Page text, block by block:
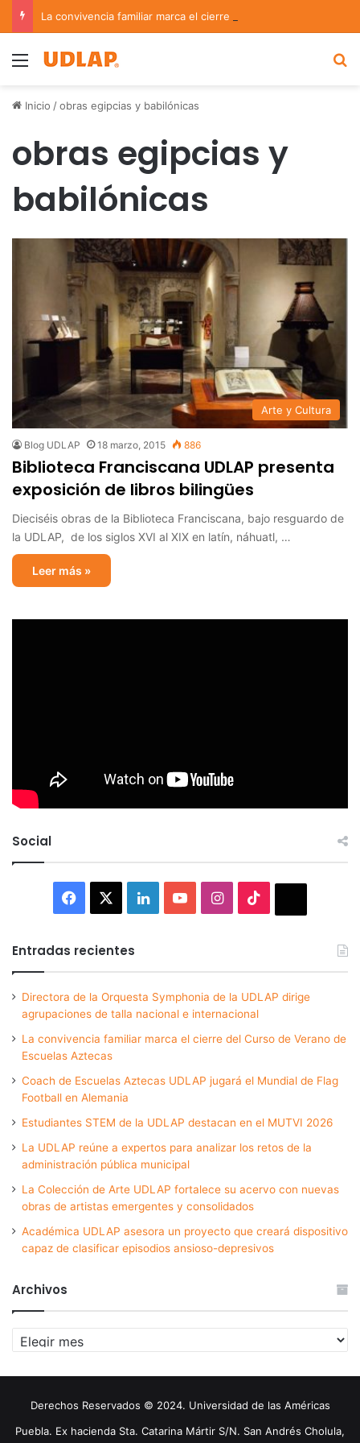
Menu
Inicio /obras egipcias y babilónicas
obras egipcias y
babilónicas
Arte y Cultura
Blog UDLAP 18 marzo, 2015 886
Biblioteca Franciscana UDLAP presenta
exposición de libros bilingües
Dieciséis obras de la Biblioteca Franciscana, bajo resguardo de
la UDLAP, de los siglos XVI al XIX en latín, náhuatl, …
Leer más »
Social
Facebook LinkedInYouTubeInstagram
Entradas recientes
Directora de la Orquesta Symphonia de la UDLAP dirige
agrupaciones de talla nacional e internacional
La convivencia familiar marca el cierre del Curso de Verano de
Escuelas Aztecas
Coach de Escuelas Aztecas UDLAP jugará el Mundial de Flag
Football en Alemania
Estudiantes STEM de la UDLAP destacan en el MUTVI 2026
La UDLAP reúne a expertos para analizar los retos de la
administración pública municipal
La Colección de Arte UDLAP fortalece su acervo con nuevas
obras de artistas emergentes y consolidados
Académica UDLAP asesora un proyecto que creará dispositivo
capaz de clasificar episodios ansioso-depresivos
Archivos
Archivos
Derechos Reservados © 2024. Universidad de las Américas
Puebla. Ex hacienda Sta. Catarina Mártir S/N. San Andrés Cholula,